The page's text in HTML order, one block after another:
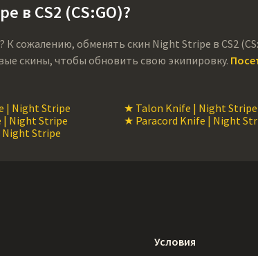
в CS2 (CS:GO)?
К сожалению, обменять скин Night Stripe в CS2
скины, чтобы обновить свою экипировку.
| Night Stripe ★ Talon Knife | Night Stripe
| Night Stripe ★ Paracord Knife | Night
Stripe
Условия